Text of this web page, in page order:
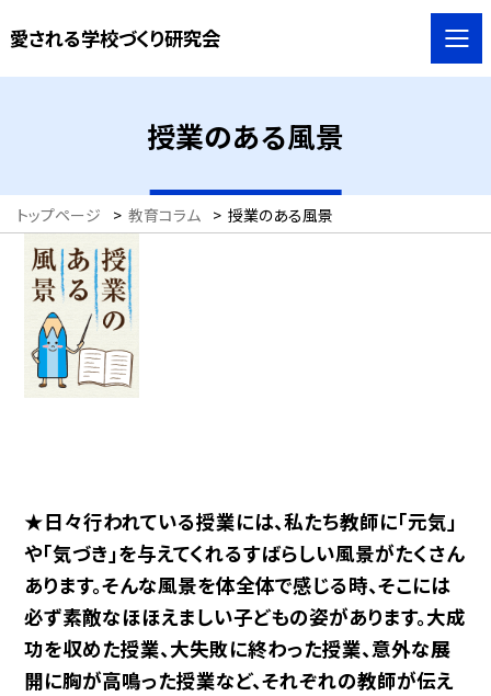
愛される学校づくり研究会
授業のある風景
トップページ > 教育コラム > 授業のある風景
★日々行われている授業には、私たち教師に「元気」
や「気づき」を与えてくれるすばらしい風景がたくさん
あります。そんな風景を体全体で感じる時、そこには
必ず素敵なほほえましい子どもの姿があります。大成
功を収めた授業、大失敗に終わった授業、意外な展
開に胸が高鳴った授業など、それぞれの教師が伝え